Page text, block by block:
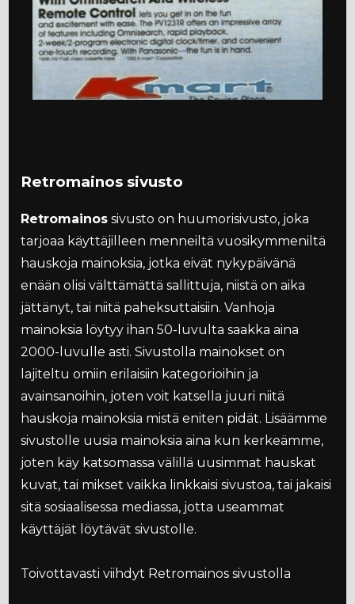
Retromainos sivusto
Retromainos sivusto on huumorisivusto, joka
tarjoaa käyttäjilleen menneiltä vuosikymmeniltä
hauskoja mainoksia, jotka eivät nykypäivänä
enään olisi välttämättä sallittuja, niistä on aika
jättänyt, tai niitä paheksuttaisiin. Vanhoja
mainoksia löytyy ihan 50-luvulta saakka aina
2000-luvulle asti. Sivustolla mainokset on
lajiteltu omiin erilaisiin kategorioihin ja
avainsanoihin, joten voit katsella juuri niitä
hauskoja mainoksia mistä eniten pidät. Lisäämme
sivustolle uusia mainoksia aina kun kerkeämme,
joten käy katsomassa välillä uusimmat hauskat
kuvat, tai mikset vaikka linkkaisi sivustoa, tai jakaisi
sitä sosiaalisessa mediassa, jotta useammat
käyttäjät löytävät sivustolle.
Toivottavasti viihdyt Retromainos sivustolla